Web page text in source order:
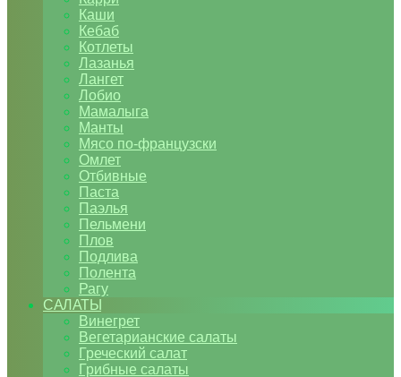
Каши
Кебаб
Котлеты
Лазанья
Лангет
Лобио
Мамалыга
Манты
Мясо по-французски
Омлет
Отбивные
Паста
Паэлья
Пельмени
Плов
Подлива
Полента
Рагу
САЛАТЫ
Винегрет
Вегетарианские салаты
Греческий салат
Грибные салаты